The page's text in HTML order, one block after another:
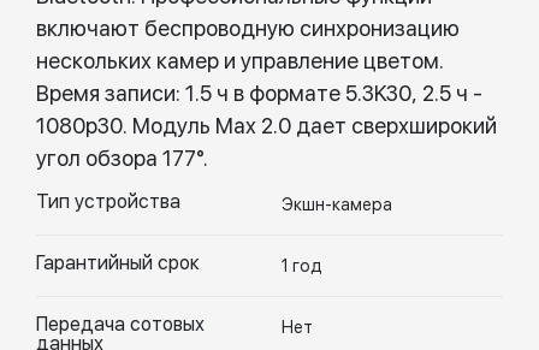
включают беспроводную синхронизацию
нескольких камер и управление цветом.
Время записи: 1.5 ч в формате 5.3K30, 2.5 ч -
1080p30. Модуль Max 2.0 дает сверхширокий
угол обзора 177°.
Тип устройства Экшн-камера
Гарантийный срок 1 год
Передача сотовых
данных
Нет